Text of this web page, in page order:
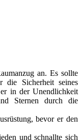
an. Es sollte
Sicherheit seines
in der Unendlichkeit
Sternen durch die
bevor er den
und schnallte sich